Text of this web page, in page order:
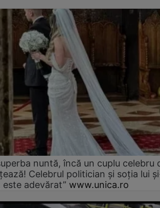
nuntă, încă un cuplu celebru
Celebrul politician și soția lui
este adevărat” www.unica.ro